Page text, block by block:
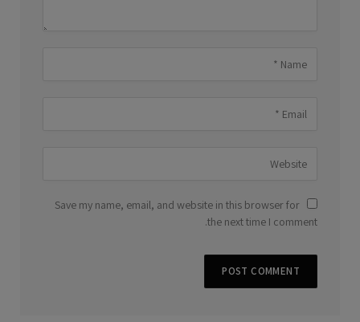
Save my name, email, and website in this browser for
the next time I comment.